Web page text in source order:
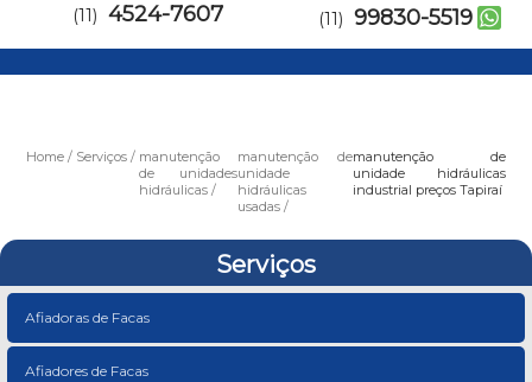
(11) 4524-7607 (11) 99830-5519
Home Serviços
manutenção
de unidades
hidráulicas
manutenção de
unidade
hidráulicas
usadas
manutenção de
unidade hidráulicas
industrial preços Tapiraí
Serviços
Afiadoras de Facas
Afiadores de Facas